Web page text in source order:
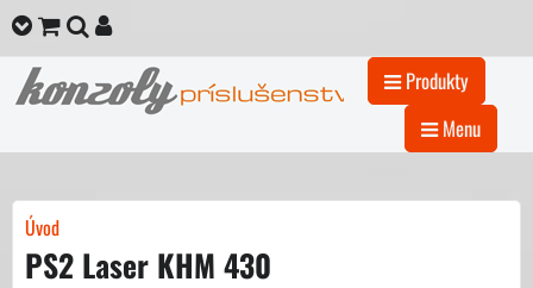
Produkty
Menu
Úvod
PS2 Laser KHM 430